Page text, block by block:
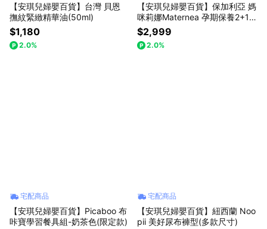
【安琪兒婦嬰百貨】台灣 貝恩
撫紋緊緻精華油(50ml)
$1,180
2.0%
【安琪兒婦嬰百貨】保加利亞 媽
咪莉娜Maternea 孕期保養2+1禮
盒-無痕美體霜150ml+彈力潤膚
油+乳尖修護膏(妊娠霜/妊娠油/
身體油/乳尖修護)
$2,999
2.0%
宅配商品
【安琪兒婦嬰百貨】Picaboo 布
咔寶學習餐具組-奶茶色(限定款)
宅配商品
【安琪兒婦嬰百貨】紐西蘭 Noo
pii 美好尿布褲型(多款尺寸)